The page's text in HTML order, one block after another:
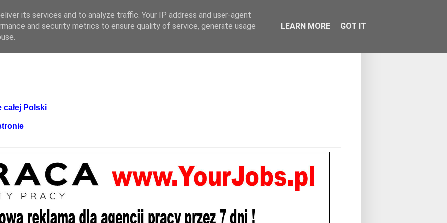
Polski
its services and to analyze traffic. Your IP address and user-agent
and security metrics to ensure quality of service, generate usage
LEARN MORE GOT IT